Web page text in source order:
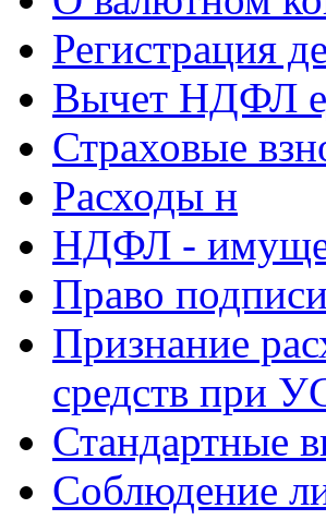
Регистрация
Вычет НДФЛ
Страховые
Расходы н
НДФЛ -
Право
Признание
средств при
Стандартные
Соблюдение